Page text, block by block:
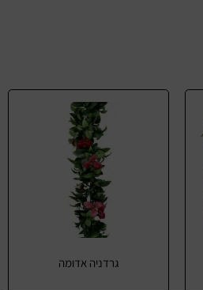
גרדניה אדומה